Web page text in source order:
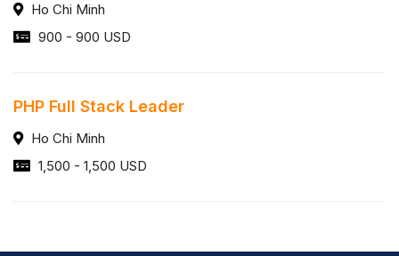
Ho Chi Minh
900 - 900 USD
PHP Full Stack Leader
Ho Chi Minh
1,500 - 1,500 USD